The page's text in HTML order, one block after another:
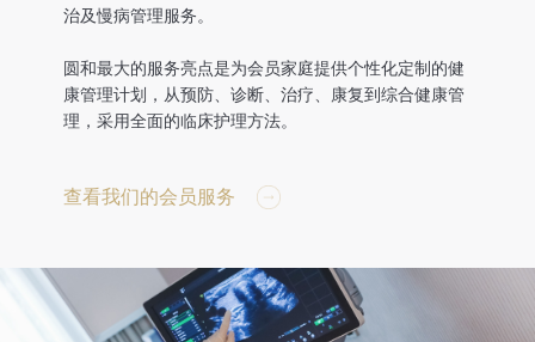
治及慢病管理服务。
圆和最大的服务亮点是为会员家庭提供个性化定制的健
康管理计划，从预防、诊断、治疗、康复到综合健康管
理，采用全面的临床护理方法。
查看我们的会员服务